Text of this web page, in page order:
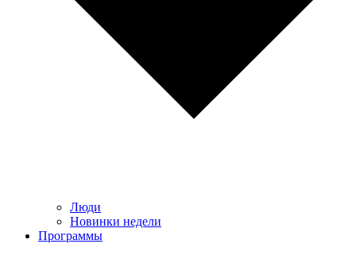
Люди
Новинки недели
Программы